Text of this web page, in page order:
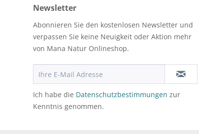
Newsletter
Abonnieren Sie den kostenlosen Newsletter und
verpassen Sie keine Neuigkeit oder Aktion mehr
von Mana Natur Onlineshop.
Ich habe die Datenschutzbestimmungen zur
Kenntnis genommen.